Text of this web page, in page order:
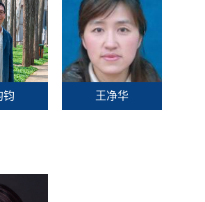
钧 王净华